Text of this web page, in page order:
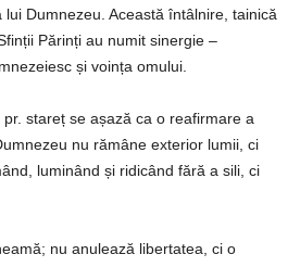
Dumnezeu. Această întâlnire, tainică
Părinți au numit sinergie –
și voința omului.
stareț se așază ca o reafirmare a
nu rămâne exterior lumii, ci
luminând și ridicând fără a sili, ci
nu anulează libertatea, ci o